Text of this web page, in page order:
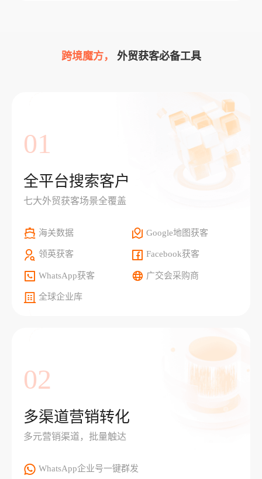
跨境魔方， 外贸获客必备工具
01
全平台搜索客户
七大外贸获客场景全覆盖
海关数据 Google地图获客
领英获客 Facebook获客
WhatsApp获客 广交会采购商
全球企业库
02
多渠道营销转化
多元营销渠道，批量触达
WhatsApp企业号一键群发